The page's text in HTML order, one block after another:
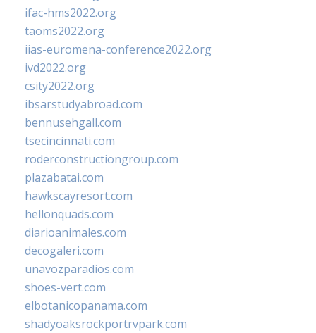
ifac-hms2022.org
taoms2022.org
iias-euromena-conference2022.org
ivd2022.org
csity2022.org
ibsarstudyabroad.com
bennusehgall.com
tsecincinnati.com
roderconstructiongroup.com
plazabatai.com
hawkscayresort.com
hellonquads.com
diarioanimales.com
decogaleri.com
unavozparadios.com
shoes-vert.com
elbotanicopanama.com
shadyoaksrockportrvpark.com